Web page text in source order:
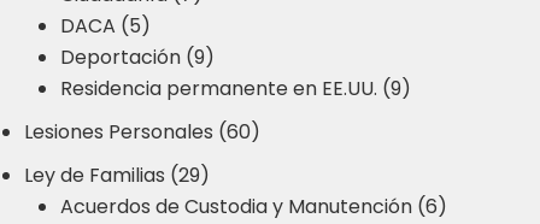
DACA (5)
Deportación (9)
Residencia permanente en EE.UU. (9)
Lesiones Personales (60)
Ley de Familias (29)
Acuerdos de Custodia y Manutención (6)